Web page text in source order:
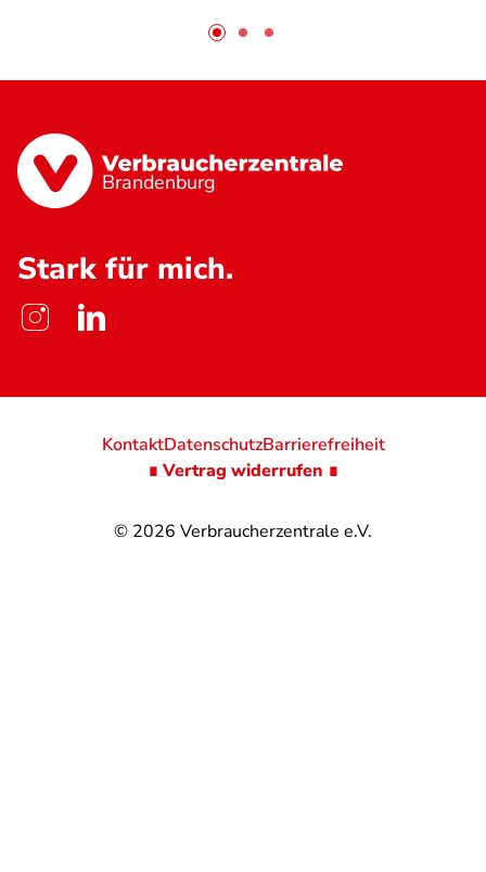
Brandenburg
Stark für mich.
© 2026 Verbraucherzentrale e.V.
KontaktDatenschutzBarrierefreiheit
∎ Vertrag widerrufen ∎